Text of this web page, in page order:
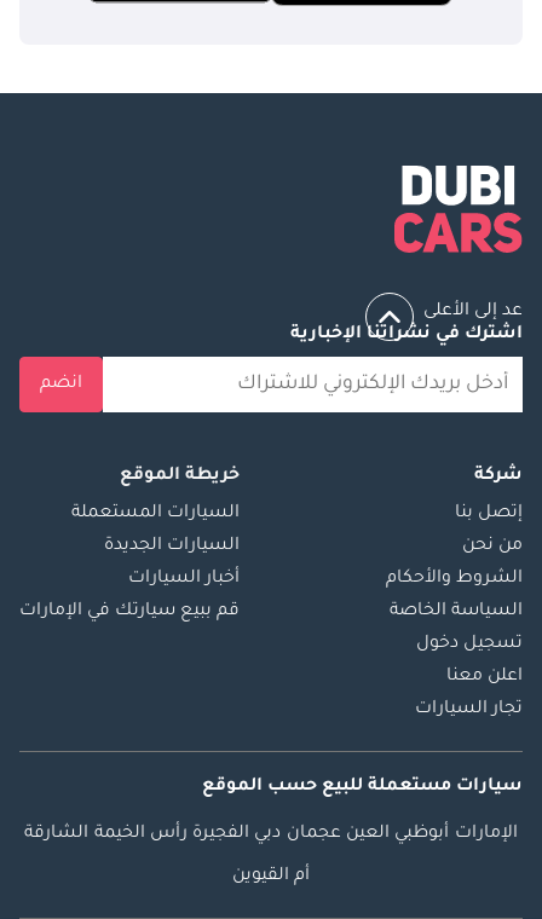
عد إلى الأعلى
اشترك في نشراتنا الإخبارية
انضم
شركة
إتصل بنا
من نحن
الشروط والأحكام
السياسة الخاصة
تسجيل دخول
اعلن معنا
تجار السيارات
خريطة الموقع
السيارات المستعملة
السيارات الجديدة
أخبار السيارات
قم ببيع سيارتك في الإمارات
سيارات مستعملة للبيع حسب الموقع
الإمارات أبوظبي العين عجمان دبي الفجيرة رأس الخيمة الشارقة
أم القيوين